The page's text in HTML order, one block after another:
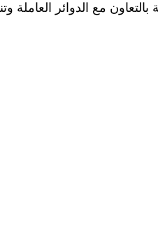
بالتعاون مع الدوائر